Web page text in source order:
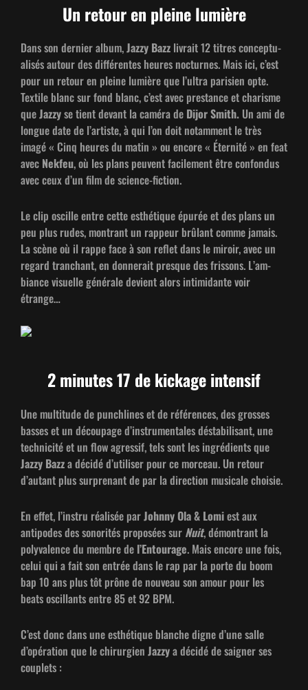
Un retour en pleine lumière
Dans son dernier album,Jazzy Bazz livrait 12 titres con­cep­tu­
al­isés autour des dif­férentes heures noc­turnes. Mais ici, c’est
pour un retour en pleine lumière que l’ultra parisien opte.
Tex­tile blanc sur fond blanc, c’est avec prestance et charisme
queJazzyse tient devant la caméra de Dijor Smith. Un ami de
longue date de l’artiste, à qui l’on doit notam­ment le très
imagé « Cinq heures du matin » ou encore « Éter­nité » en feat
avec Nek­feu, où les plans peu­vent facile­ment être con­fon­dus
avec ceux d’un film de science-fiction.
Le clip oscille entre cette esthé­tique épurée et des plans un
peu plus rudes, mon­trant un rappeur brûlant comme jamais.
La scène où il rappe face à son reflet dans le miroir, avec un
regard tran­chant, en don­nerait presque des fris­sons. L’am­
biance visuelle générale devient alors intim­i­dante voir
étrange…
2 minutes 17 de kickage intensif
Une mul­ti­tude de punch­lines et de références, des gross­es
bass­es et un découpage d’in­stru­men­tales désta­bil­isant, une
tech­nic­ité et un flow agres­sif, tels sont les ingré­di­ents que
Jazzy Bazza décidé d’u­tilis­er pour ce morceau. Un retour
d’autant plus sur­prenant de par la direc­tion musi­cale choisie.
En effet, l’in­stru réal­isée parJohn­ny Ola & Lomiest aux
antipodes des sonorités pro­posées sur Nuit, démon­trant la
poly­va­lence du mem­bre de l’Entourage. Mais encore une fois,
celui qui afait son entrée dans le rap par la porte du boom
bap 10 ans plus tôt prône de nou­veau son amour pour les
beats oscil­lants entre 85 et 92 BPM.
C’est donc dans une esthé­tique blanche digne d’une salle
d’opération que le chirurgien Jazzya décidé de saign­er ses
couplets :